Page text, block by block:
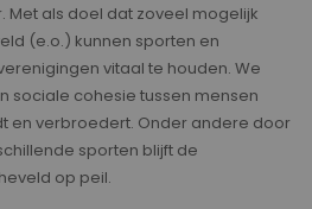
Met als doel dat zoveel mogelijk
(e.o.) kunnen sporten en
vitaal te houden. We
sociale cohesie tussen mensen
en verbroedert. Onder andere door
sporten blijft de
op peil.